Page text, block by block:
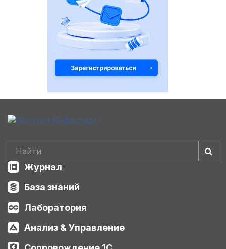
Журнал
База знаний
Лаборатория
Анализ & Управление